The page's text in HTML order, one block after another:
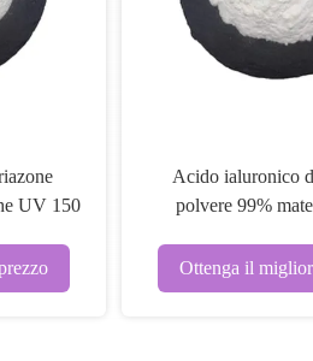
UV 150
Acido ialuronico
polvere 99%
Ottenga il